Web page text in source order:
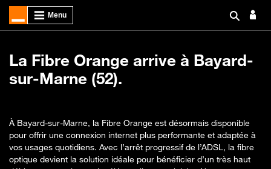
La Fibre Orange arrive à Bayard-
sur-Marne (52).
À Bayard-sur-Marne, la Fibre Orange est désormais disponible
pour offrir une connexion internet plus performante et adaptée à
vos usages quotidiens. Avec l’arrêt progressif de l’ADSL, la fibre
optique devient la solution idéale pour bénéficier d’un très haut